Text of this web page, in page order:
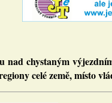
nad chystaným
celé země, místo